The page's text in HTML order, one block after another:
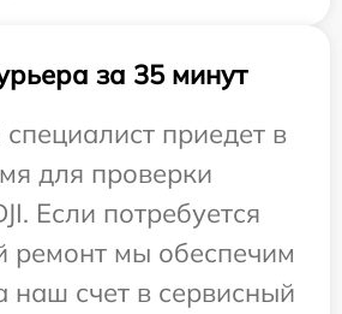
за 35 минут
приедет в
для проверки
Если потребуется
ремонт мы обеспечим
наш счет в сервисный